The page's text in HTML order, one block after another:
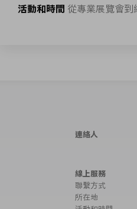
活動和時間 從專業展覽會到
連絡人
線上服務
聯繫方式
所在地